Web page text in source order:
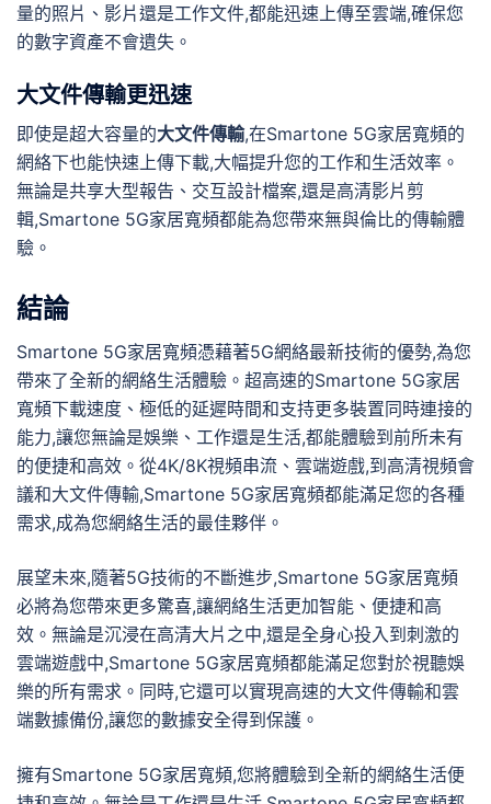
量的照片、影片還是工作文件,都能迅速上傳至雲端,確保您
的數字資產不會遺失。
大文件傳輸更迅速
即使是超大容量的大文件傳輸,在Smartone 5G家居寬頻的
網絡下也能快速上傳下載,大幅提升您的工作和生活效率。
無論是共享大型報告、交互設計檔案,還是高清影片剪
輯,Smartone 5G家居寬頻都能為您帶來無與倫比的傳輸體
驗。
結論
Smartone 5G家居寬頻憑藉著5G網絡最新技術的優勢,為您
帶來了全新的網絡生活體驗。超高速的Smartone 5G家居
寬頻下載速度、極低的延遲時間和支持更多裝置同時連接的
能力,讓您無論是娛樂、工作還是生活,都能體驗到前所未有
的便捷和高效。從4K/8K視頻串流、雲端遊戲,到高清視頻會
議和大文件傳輸,Smartone 5G家居寬頻都能滿足您的各種
需求,成為您網絡生活的最佳夥伴。
展望未來,隨著5G技術的不斷進步,Smartone 5G家居寬頻
必將為您帶來更多驚喜,讓網絡生活更加智能、便捷和高
效。無論是沉浸在高清大片之中,還是全身心投入到刺激的
雲端遊戲中,Smartone 5G家居寬頻都能滿足您對於視聽娛
樂的所有需求。同時,它還可以實現高速的大文件傳輸和雲
端數據備份,讓您的數據安全得到保護。
擁有Smartone 5G家居寬頻,您將體驗到全新的網絡生活便